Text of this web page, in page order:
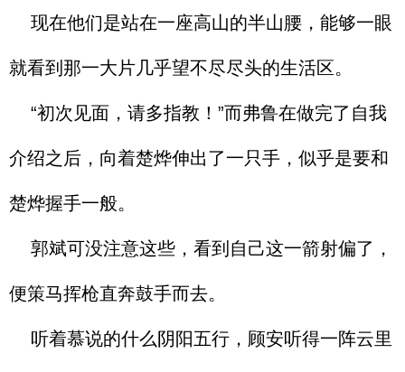
现在他们是站在一座高山的半山腰，能够一眼
就看到那一大片几乎望不尽尽头的生活区。
“初次见面，请多指教！”而弗鲁在做完了自我
介绍之后，向着楚烨伸出了一只手，似乎是要和
楚烨握手一般。
郭斌可没注意这些，看到自己这一箭射偏了，
便策马挥枪直奔鼓手而去。
听着慕说的什么阴阳五行，顾安听得一阵云里